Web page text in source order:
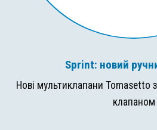
Sprint: новий
Нові мультиклапани Tomasetto
клапаном